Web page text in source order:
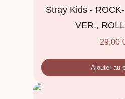
Stray Kids -
VER.,
29,00
Ajouter au